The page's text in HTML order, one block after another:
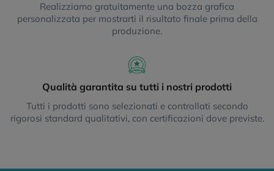
Realizziamo gratuitamente una bozza grafica
personalizzata per mostrarti il risultato finale prima della
produzione.
Qualità garantita su tutti i nostri prodotti
Tutti i prodotti sono selezionati e controllati secondo
rigorosi standard qualitativi, con certificazioni dove previste.